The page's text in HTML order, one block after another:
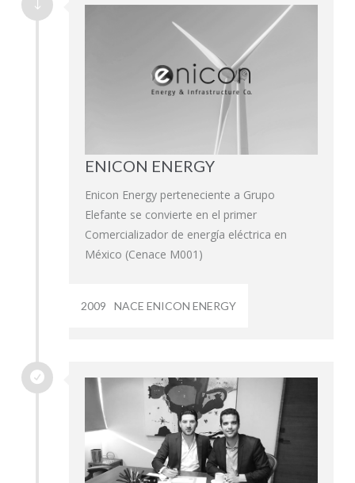
ENICON ENERGY
Enicon Energy perteneciente a Grupo
Elefante se convierte en el primer
Comercializador de energía eléctrica en
México (Cenace M001)
2009 NACE ENICON ENERGY